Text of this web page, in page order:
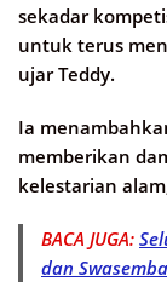
sekadar
untuk terus
ujar Teddy.
Ia
memberikan
kelestarian
BACA JUGA:
dan